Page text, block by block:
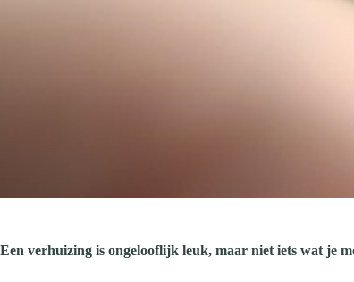
Een verhuizing is ongelooflijk leuk, maar niet iets wat je